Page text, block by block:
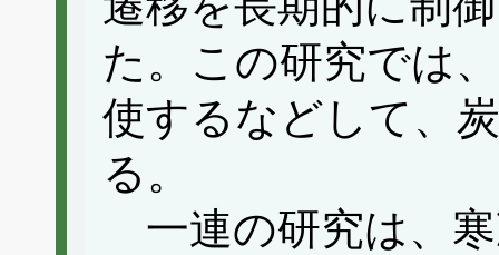
た。この研究では
使するなどして、
る。
一連の研究は、